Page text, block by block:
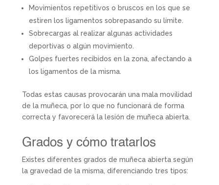
Movimientos repetitivos o bruscos en los que se
estiren los ligamentos sobrepasando su límite.
Sobrecargas al realizar algunas actividades
deportivas o algún movimiento.
Golpes fuertes recibidos en la zona, afectando a
los ligamentos de la misma.
Todas estas causas provocarán una mala movilidad
de la muñeca, por lo que no funcionará de forma
correcta y favorecerá la lesión de muñeca abierta.
Grados y cómo tratarlos
Existes diferentes grados de muñeca abierta según
la gravedad de la misma, diferenciando tres tipos: